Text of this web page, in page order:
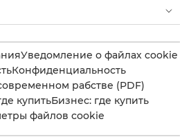
Уведомление о файлах cookie
Конфиденциальность
рабстве (PDF)
купитьБизнес: где купить
файлов cookie